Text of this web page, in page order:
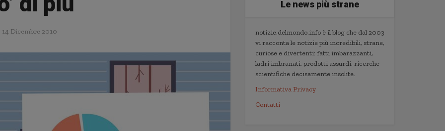
14 Dicembre 2010
Le news più strane
notizie.delmondo.info è il blog che dal 2003
vi racconta le notizie più incredibili, strane,
curiose e divertenti: fatti imbarazzanti,
ladri imbranati, prodotti assurdi, ricerche
scientifiche decisamente insolite.
Informativa Privacy
Contatti